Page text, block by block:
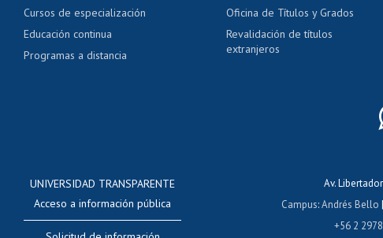
Cursos de especialización
Educación continua
Programas a distancia
Oficina de Títulos y Grados
Revalidación de títulos
extranjeros
UNIVERSIDAD TRANSPARENTE
Acceso a información pública
Av.
Campus:Andrés Bello |
+56 2